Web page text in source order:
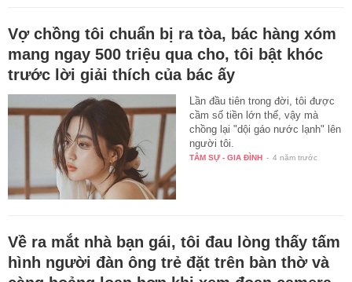
Vợ chồng tôi chuẩn bị ra tòa, bác hàng xóm
mang ngay 500 triệu qua cho, tôi bật khóc
trước lời giải thích của bác ấy
Lần đầu tiên trong đời, tôi được
cầm số tiền lớn thế, vậy mà
chồng lại "dội gáo nước lạnh" lên
người tôi.
TÂM SỰ - GIA ĐÌNH - 4 năm trước
Về ra mắt nhà bạn gái, tôi đau lòng thấy tấm
hình người đàn ông trẻ đặt trên bàn thờ và